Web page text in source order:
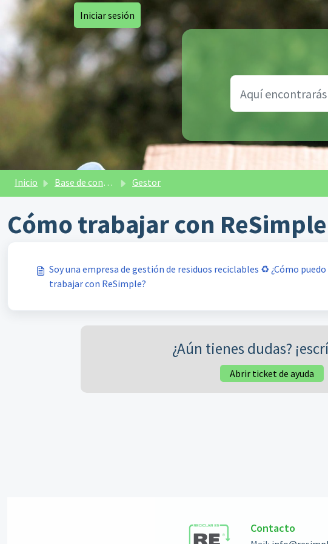
Saltar al contenido principal
Iniciar sesión
Inicio Base de conocimientos Gestor
Cómo trabajar con ReSimple
Soy una empresa de gestión de residuos reciclables ♻️ ¿Cómo puedo
trabajar con ReSimple?
¿Aún tienes dudas?
Abrir ticket de ayuda
Contacto